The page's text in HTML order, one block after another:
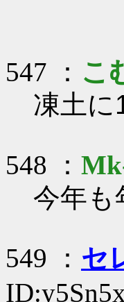
547 ： こ
凍土に
548 ：
今年
549 ： セ